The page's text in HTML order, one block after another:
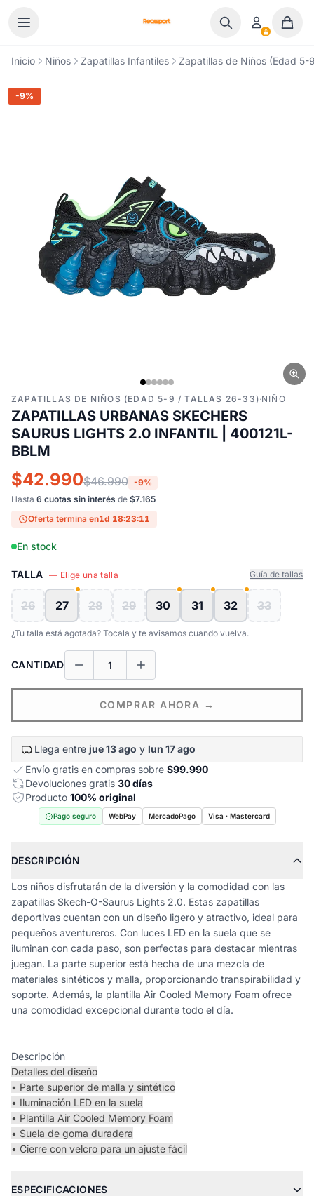
Inicio Niños Zapatillas Infantiles Zapatillas de Niños (Edad
-9%
ZAPATILLAS DE NIÑOS (EDAD 5-9 / TALLAS 26-33)·NIÑO
ZAPATILLAS URBANAS SKECHERS
SAURUS LIGHTS 2.0 INFANTIL | 400121L-
BBLM
$42.990$46.990 -9%
Hasta 6 cuotas sin interés de $7.165
Oferta termina en1d 18:23:10
En stock
TALLA — Elige una talla Guía de tallas
26 27 28 29 30 31 32 33
¿Tu talla está agotada? Tocala y te avisamos cuando vuelva.
CANTIDAD
COMPRAR AHORA →
Llega entre jue 13 ago y lun 17 ago
Envío gratis en compras sobre $99.990
Devoluciones gratis 30 días
Producto 100% original
Pago seguro WebPay MercadoPago Visa · Mastercard
DESCRIPCIÓN
Los niños disfrutarán de la diversión y la comodidad con las
zapatillas Skech-O-Saurus Lights 2.0. Estas zapatillas
deportivas cuentan con un diseño ligero y atractivo, ideal para
pequeños aventureros. Con luces LED en la suela que se
iluminan con cada paso, son perfectas para destacar mientras
juegan. La parte superior está hecha de una mezcla de
materiales sintéticos y malla, proporcionando transpirabilidad y
soporte. Además, la plantilla Air Cooled Memory Foam ofrece
una comodidad excepcional durante todo el día.
Descripción
Detalles del diseño
• Parte superior de malla y sintético
• Iluminación LED en la suela
• Plantilla Air Cooled Memory Foam
• Suela de goma duradera
• Cierre con velcro para un ajuste fácil
ESPECIFICACIONES